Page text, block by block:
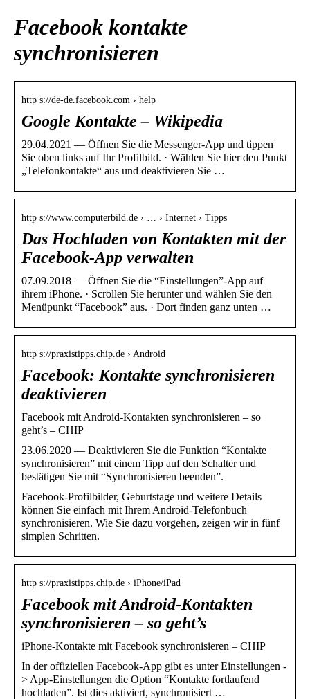
Facebook kontakte
synchronisieren
http s://de-de.facebook.com › help
Google Kontakte – Wikipedia
29.04.2021 — Öffnen Sie die Messenger-App und tippen
Sie oben links auf Ihr Profilbild. · Wählen Sie hier den Punkt
„Telefonkontakte“ aus und deaktivieren Sie …
http s://www.computerbild.de › … › Internet › Tipps
Das Hochladen von Kontakten mit der
Facebook-App verwalten
07.09.2018 — Öffnen Sie die “Einstellungen”-App auf
ihrem iPhone. · Scrollen Sie herunter und wählen Sie den
Menüpunkt “Facebook” aus. · Dort finden ganz unten …
http s://praxistipps.chip.de › Android
Facebook: Kontakte synchronisieren
deaktivieren
Facebook mit Android-Kontakten synchronisieren – so
geht’s – CHIP
23.06.2020 — Deaktivieren Sie die Funktion “Kontakte
synchronisieren” mit einem Tipp auf den Schalter und
bestätigen Sie mit “Synchronisieren beenden”.
Facebook-Profilbilder, Geburtstage und weitere Details
können Sie einfach mit Ihrem Android-Telefonbuch
synchronisieren. Wie Sie dazu vorgehen, zeigen wir in fünf
simplen Schritten.
http s://praxistipps.chip.de › iPhone/iPad
Facebook mit Android-Kontakten
synchronisieren – so geht’s
iPhone-Kontakte mit Facebook synchronisieren – CHIP
In der offiziellen Facebook-App gibt es unter Einstellungen -
> App-Einstellungen die Option “Kontakte fortlaufend
hochladen”. Ist dies aktiviert, synchronisiert …